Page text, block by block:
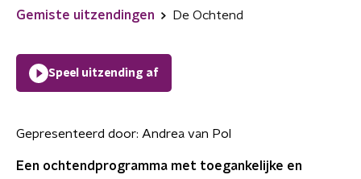
Gemiste uitzendingen De Ochtend
Speel uitzending af
Gepresenteerd door: Andrea van Pol
Een ochtendprogramma met toegankelijke en